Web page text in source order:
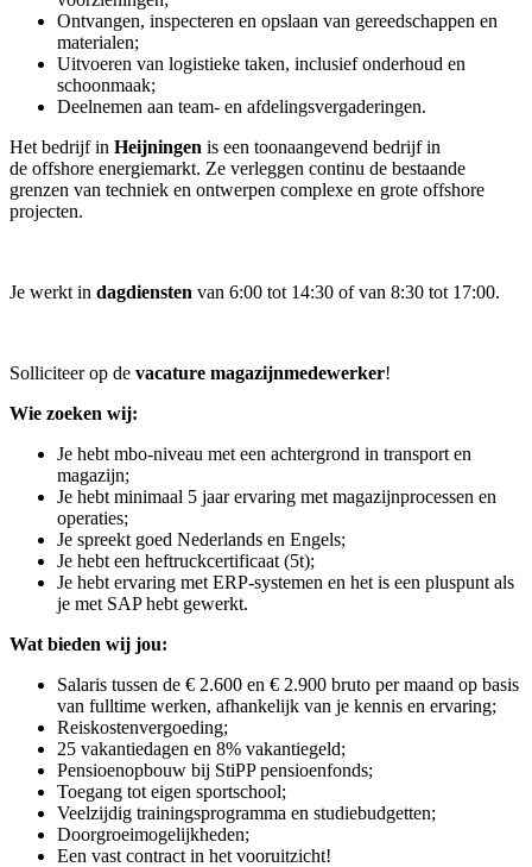
Ontvangen, inspecteren en opslaan van gereedschappen en
materialen;
Uitvoeren van logistieke taken, inclusief onderhoud en
schoonmaak;
Deelnemen aan team- en afdelingsvergaderingen.
Het bedrijf in Heijningen is een toonaangevend bedrijf in
de offshore energiemarkt. Ze verleggen continu de bestaande
grenzen van techniek en ontwerpen complexe en grote offshore
projecten.
Je werkt in dagdiensten van 6:00 tot 14:30 of van 8:30 tot 17:00.
Solliciteer op de vacature magazijnmedewerker!
Wie zoeken wij:
Je hebt mbo-niveau met een achtergrond in transport en
magazijn;
Je hebt minimaal 5 jaar ervaring met magazijnprocessen en
operaties;
Je spreekt goed Nederlands en Engels;
Je hebt een heftruckcertificaat (5t);
Je hebt ervaring met ERP-systemen en het is een pluspunt als
je met SAP hebt gewerkt.
Wat bieden wij jou:
Salaris tussen de € 2.600 en € 2.900 bruto per maand op basis
van fulltime werken, afhankelijk van je kennis en ervaring;
Reiskostenvergoeding;
25 vakantiedagen en 8% vakantiegeld;
Pensioenopbouw bij StiPP pensioenfonds;
Toegang tot eigen sportschool;
Veelzijdig trainingsprogramma en studiebudgetten;
Doorgroeimogelijkheden;
Een vast contract in het vooruitzicht!